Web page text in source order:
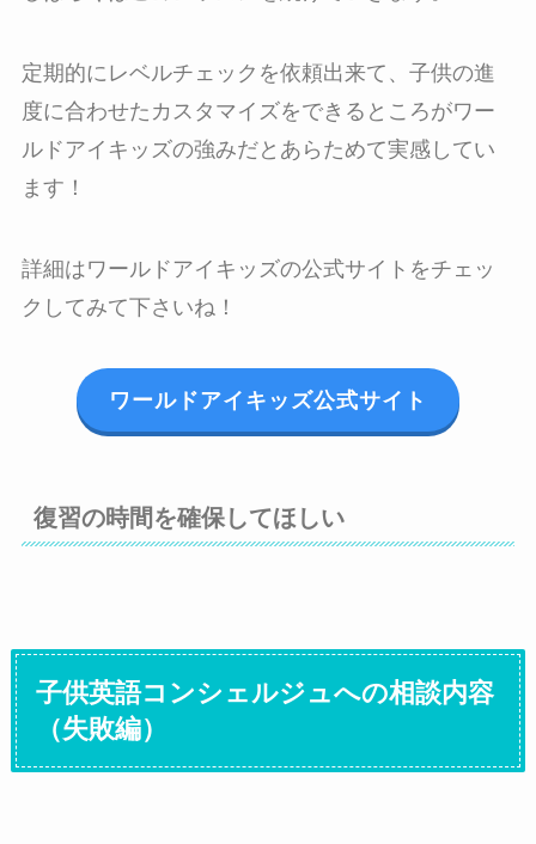
定期的にレベルチェックを依頼出来て、子供の進
度に合わせたカスタマイズをできるところがワー
ルドアイキッズの強みだとあらためて実感してい
ます！
詳細はワールドアイキッズの公式サイトをチェッ
クしてみて下さいね！
ワールドアイキッズ公式サイト
復習の時間を確保してほしい
子供英語コンシェルジュへの相談内容
（失敗編）